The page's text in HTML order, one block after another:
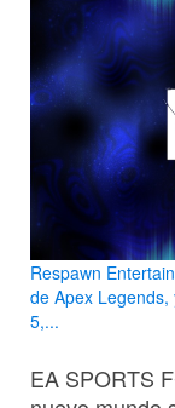
Respawn
de Apex Legends,
5,...
EA SPORTS